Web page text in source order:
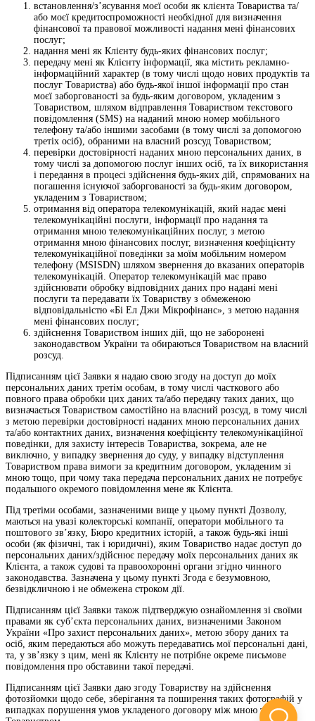
встановлення/з’ясування моєї особи як клієнта Товариства та/
або моєї кредитоспроможності необхідної для визначення
фінансової та правової можливості надання мені фінансових
послуг;
надання мені як Клієнту будь-яких фінансових послуг;
передачу мені як Клієнту інформації, яка містить рекламно-
інформаційний характер (в тому числі щодо нових продуктів та
послуг Товариства) або будь-якої іншої інформації про стан
моєї заборгованості за будь-яким договором, укладеним з
Товариством, шляхом відправлення Товариством текстового
повідомлення (SMS) на наданий мною номер мобільного
телефону та/або іншими засобами (в тому числі за допомогою
третіх осіб), обраними на власний розсуд Товариством;
перевірки достовірності наданих мною персональних даних, в
тому числі за допомогою послуг інших осіб, та їх використання
і передання в процесі здійснення будь-яких дій, спрямованих на
погашення існуючої заборгованості за будь-яким договором,
укладеним з Товариством;
отримання від оператора телекомунікацій, який надає мені
телекомунікаційні послуги, інформації про надання та
отримання мною телекомунікаційних послуг, з метою
отримання мною фінансових послуг, визначення коефіцієнту
телекомунікаційної поведінки за моїм мобільним номером
телефону (MSISDN) шляхом звернення до вказаних операторів
телекомунікацій. Оператор телекомунікацій має право
здійснювати обробку відповідних даних про надані мені
послуги та передавати їх Товариству з обмеженою
відповідальністю «Бі Ел Джи Мікрофінанс», з метою надання
мені фінансових послуг;
здійснення Товариством інших дій, що не заборонені
законодавством України та обираються Товариством на власний
розсуд.
Підписанням цієї Заявки я надаю свою згоду на доступ до моїх
персональних даних третім особам, в тому числі часткового або
повного права обробки цих даних та/або передачу таких даних, що
визначається Товариством самостійно на власний розсуд, в тому числі
з метою перевірки достовірності наданих мною персональних даних
та/або контактних даних, визначення коефіцієнту телекомунікаційної
поведінки, для захисту інтересів Товариства, зокрема, але не
виключно, у випадку звернення до суду, у випадку відступлення
Товариством права вимоги за кредитним договором, укладеним зі
мною тощо, при чому така передача персональних даних не потребує
подальшого окремого повідомлення мене як Клієнта.
Під третіми особами, зазначеними вище у цьому пункті Дозволу,
маються на увазі колекторські компанії, оператори мобільного та
поштового зв’язку, Бюро кредитних історій, а також будь-які інші
особи (як фізичні, так і юридичні), яким Товариство надає доступ до
персональних даних/здійснює передачу моїх персональних даних як
Клієнта, а також судові та правоохоронні органи згідно чинного
законодавства. Зазначена у цьому пункті Згода є безумовною,
безвідкличною і не обмежена строком дії.
Підписанням цієї Заявки також підтверджую ознайомлення зі своїми
правами як суб’єкта персональних даних, визначеними Законом
України «Про захист персональних даних», метою збору даних та
осіб, яким передаються або можуть передаватись мої персональні дані,
та, у зв’язку з цим, мені як Клієнту не потрібне окреме письмове
повідомлення про обставини такої передачі.
Підписанням цієї Заявки даю згоду Товариству на здійснення
фотозйомки щодо себе, зберігання та поширення таких фотографій у
випадках порушення умов укладеного договору між мною та